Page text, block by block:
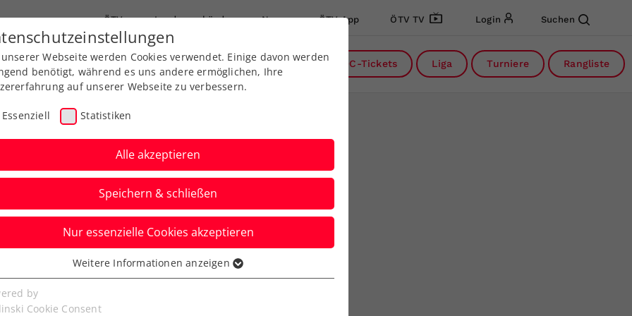
ÖTV Landesverbände News ÖTV App ÖTV TV Login Suchen
Ausbildung Services Über uns FAQ DC-Tickets Liga Turniere Rangliste
nach –
Turnier auf
Webseite werden Cookies verwendet. Einige davon werden
benötigt, während es uns andere ermöglichen, Ihre
auf unserer Webseite zu verbessern.
Essenziell Statistiken
Alle akzeptieren
Speichern & schließen
Nur essenzielle Cookies akzeptieren
Cookies werden für grundlegende Funktionen der
benötigt. Dadurch ist gewährleistet, dass die Webseite
Weitere Informationen anzeigen
by
Cookie Consent